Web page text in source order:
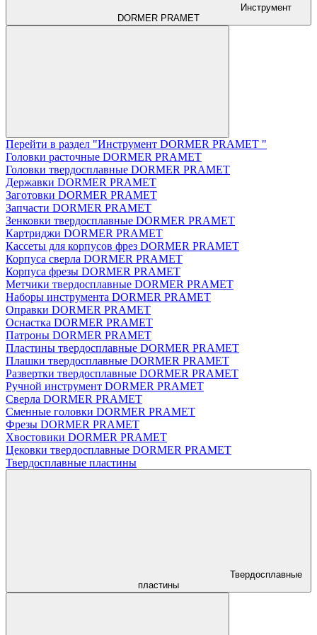
Инструмент
DORMER PRAMET
Перейти в раздел "Инструмент DORMER PRAMET "
Головки расточные DORMER PRAMET
Головки твердосплавные DORMER PRAMET
Державки DORMER PRAMET
Заготовки DORMER PRAMET
Запчасти DORMER PRAMET
Зенковки твердосплавные DORMER PRAMET
Картриджи DORMER PRAMET
Кассеты для корпусов фрез DORMER PRAMET
Корпуса сверла DORMER PRAMET
Корпуса фрезы DORMER PRAMET
Метчики твердосплавные DORMER PRAMET
Наборы инструмента DORMER PRAMET
Оправки DORMER PRAMET
Оснастка DORMER PRAMET
Патроны DORMER PRAMET
Пластины твердосплавные DORMER PRAMET
Плашки твердосплавные DORMER PRAMET
Развертки твердосплавные DORMER PRAMET
Ручной инструмент DORMER PRAMET
Сверла DORMER PRAMET
Сменные головки DORMER PRAMET
Фрезы DORMER PRAMET
Хвостовики DORMER PRAMET
Цековки твердосплавные DORMER PRAMET
Твердосплавные пластины
Твердосплавные
пластины